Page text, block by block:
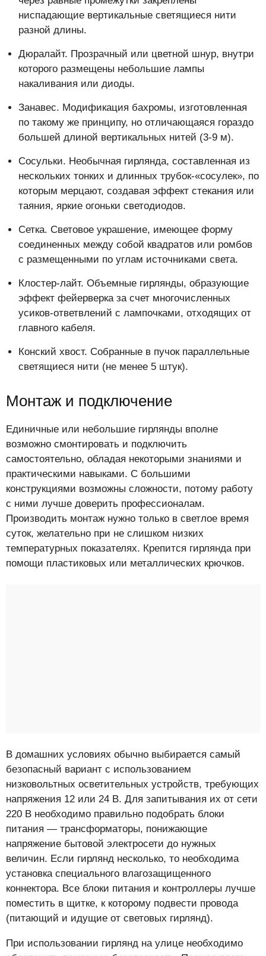
ниспадающие вертикальные светящиеся нити
разной длины.
Дюралайт. Прозрачный или цветной шнур, внутри
которого размещены небольшие лампы
накаливания или диоды.
Занавес. Модификация бахромы, изготовленная
по такому же принципу, но отличающаяся гораздо
большей длиной вертикальных нитей (3-9 м).
Сосульки. Необычная гирлянда, составленная из
нескольких тонких и длинных трубок-«сосулек», по
которым мерцают, создавая эффект стекания или
таяния, яркие огоньки светодиодов.
Сетка. Световое украшение, имеющее форму
соединенных между собой квадратов или ромбов
с размещенными по углам источниками света.
Клостер-лайт. Объемные гирлянды, образующие
эффект фейерверка за счет многочисленных
усиков-ответвлений с лампочками, отходящих от
главного кабеля.
Конский хвост. Собранные в пучок параллельные
светящиеся нити (не менее 5 штук).
Монтаж и подключение
Единичные или небольшие гирлянды вполне
возможно смонтировать и подключить
самостоятельно, обладая некоторыми знаниями и
практическими навыками. С большими
конструкциями возможны сложности, потому работу
с ними лучше доверить профессионалам.
Производить монтаж нужно только в светлое время
суток, желательно при не слишком низких
температурных показателях. Крепится гирлянда при
помощи пластиковых или металлических крючков.
В домашних условиях обычно выбирается самый
безопасный вариант с использованием
низковольтных осветительных устройств, требующих
напряжения 12 или 24 В. Для запитывания их от сети
220 В необходимо правильно подобрать блоки
питания — трансформаторы, понижающие
напряжение бытовой электросети до нужных
величин. Если гирлянд несколько, то необходима
установка специального влагозащищенного
коннектора. Все блоки питания и контроллеры лучше
поместить в щитке, к которому подвести провода
(питающий и идущие от световых гирлянд).
При использовании гирлянд на улице необходимо